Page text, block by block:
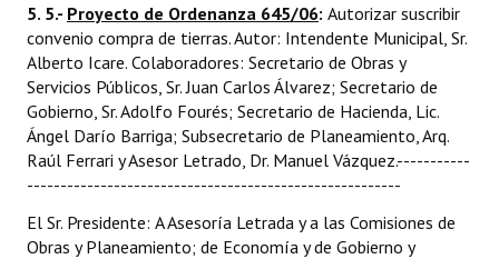
5. 5.- Proyecto de Ordenanza 645/06: Autorizar suscribir
convenio compra de tierras. Autor: Intendente Municipal, Sr.
Alberto Icare. Colaboradores: Secretario de Obras y
Servicios Públicos, Sr. Juan Carlos Álvarez; Secretario de
Gobierno, Sr. Adolfo Fourés; Secretario de Hacienda, Lic.
Ángel Darío Barriga; Subsecretario de Planeamiento, Arq.
Raúl Ferrari y Asesor Letrado, Dr. Manuel Vázquez.-----------
--------------------------------------------------------
El Sr. Presidente: A Asesoría Letrada y a las Comisiones de
Obras y Planeamiento; de Economía y de Gobierno y